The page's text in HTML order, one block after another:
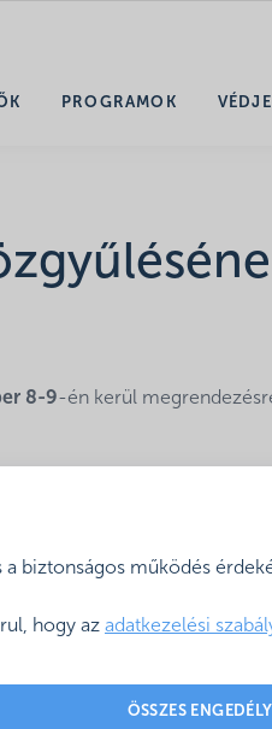
biztonságos működés
hogy az adatkezelési
ÖSSZES
PROGRAMOK
8-9-én kerül